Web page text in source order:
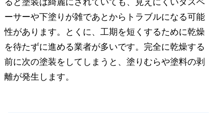
ーサーや下塗りが雑であとからトラブルになる可能
性があります。とくに、工期を短くするために乾燥
を待たずに進める業者が多いです。完全に乾燥する
前に次の塗装をしてしまうと、塗りむらや塗料の剥
離が発生します。